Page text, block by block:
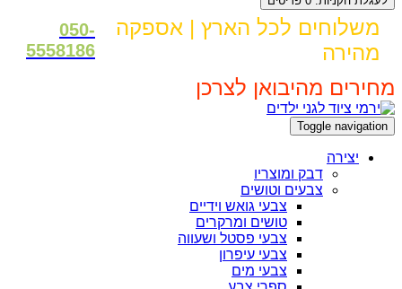
משלוחים לכל הארץ | אספקה
מהירה
050-
5558186
מחירים מהיבואן לצרכן
Toggle navigation
יצירה
דבק ומוצריו
צבעים וטושים
צבעי גואש וידיים
טושים ומרקרים
צבעי פסטל ושעווה
צבעי עיפרון
צבעי מים